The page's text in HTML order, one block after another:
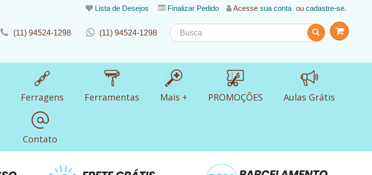
Lista de Desejos Finalizar Pedido Acesse sua conta ou cadastre-se.
(11) 94524-1298 (11) 94524-1298
Ferragens Ferramentas Mais + PROMOÇÕES Aulas Grátis
Contato